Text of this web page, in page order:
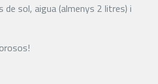
sol, aigua (almenys 2 litres) i